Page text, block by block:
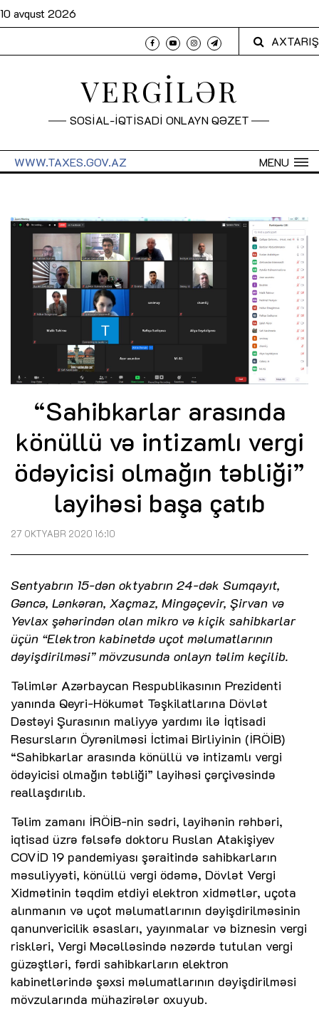
10 avqust 2026
AXTARIŞ
VERGİLƏR
SOSİAL-İQTİSADİ ONLAYN QƏZET
MENU
WWW.TAXES.GOV.AZ
“Sahibkarlar arasında
könüllü və intizamlı vergi
ödəyicisi olmağın təbliği”
layihəsi başa çatıb
27 OKTYABR 2020 16:10
Sentyabrın 15-dən oktyabrın 24-dək Sumqayıt,
Gəncə, Lənkəran, Xaçmaz, Mingəçevir, Şirvan və
Yevlax şəhərindən olan mikro və kiçik sahibkarlar
üçün “Elektron kabinetdə uçot məlumatlarının
dəyişdirilməsi” mövzusunda onlayn təlim keçilib.
Təlimlər Azərbaycan Respublikasının Prezidenti
yanında Qeyri-Hökumət Təşkilatlarına Dövlət
Dəstəyi Şurasının maliyyə yardımı ilə İqtisadi
Resursların Öyrənilməsi İctimai Birliyinin (İRÖİB)
“Sahibkarlar arasında könüllü və intizamlı vergi
ödəyicisi olmağın təbliği” layihəsi çərçivəsində
reallaşdırılıb.
Təlim zamanı İRÖİB-nin sədri, layihənin rəhbəri,
iqtisad üzrə fəlsəfə doktoru Ruslan Atakişiyev
COVİD 19 pandemiyası şəraitində sahibkarların
məsuliyyəti, könüllü vergi ödəmə, Dövlət Vergi
Xidmətinin təqdim etdiyi elektron xidmətlər, uçota
alınmanın və uçot məlumatlarının dəyişdirilməsinin
qanunvericilik əsasları, yayınmalar və biznesin vergi
riskləri, Vergi Məcəlləsində nəzərdə tutulan vergi
güzəştləri, fərdi sahibkarların elektron
kabinetlərində şəxsi məlumatlarının dəyişdirilməsi
mövzularında mühazirələr oxuyub.